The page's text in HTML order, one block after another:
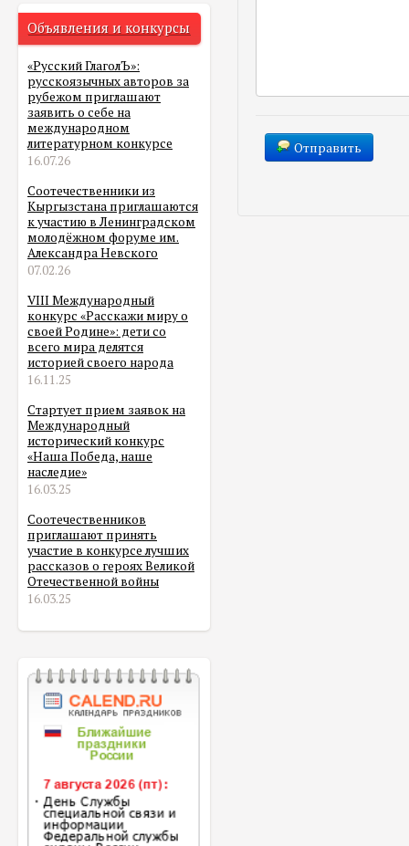
Объявления и конкурсы
«Русский ГлаголЪ»:
русскоязычных авторов за
рубежом приглашают
заявить о себе на
международном
литературном конкурсе
16.07.26
Соотечественники из
Кыргызстана приглашаются
к участию в Ленинградском
молодёжном форуме им.
Александра Невского
07.02.26
VIII Международный
конкурс «Расскажи миру о
своей Родине»: дети со
всего мира делятся
историей своего народа
16.11.25
Стартует прием заявок на
Международный
исторический конкурс
«Наша Победа, наше
наследие»
16.03.25
Соотечественников
приглашают принять
участие в конкурсе лучших
рассказов о героях Великой
Отечественной войны
16.03.25
Отправить